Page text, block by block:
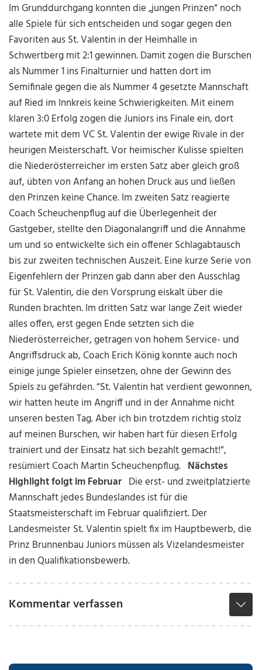
Im Grunddurchgang konnten die „jungen Prinzen“ noch
alle Spiele für sich entscheiden und sogar gegen den
Favoriten aus St. Valentin in der Heimhalle in
Schwertberg mit 2:1 gewinnen. Damit zogen die Burschen
als Nummer 1 ins Finalturnier und hatten dort im
Semifinale gegen die als Nummer 4 gesetzte Mannschaft
auf Ried im Innkreis keine Schwierigkeiten. Mit einem
klaren 3:0 Erfolg zogen die Juniors ins Finale ein, dort
wartete mit dem VC St. Valentin der ewige Rivale in der
heurigen Meisterschaft. Vor heimischer Kulisse spielten
die Niederösterreicher im ersten Satz aber gleich groß
auf, übten von Anfang an hohen Druck aus und ließen
den Prinzen keine Chance. Im zweiten Satz reagierte
Coach Scheuchenpflug auf die Überlegenheit der
Gastgeber, stellte den Diagonalangriff und die Annahme
um und so entwickelte sich ein offener Schlagabtausch
bis zur zweiten technischen Auszeit. Eine kurze Serie von
Eigenfehlern der Prinzen gab dann aber den Ausschlag
für St. Valentin, die den Vorsprung eiskalt über die
Runden brachten. Im dritten Satz war lange Zeit wieder
alles offen, erst gegen Ende setzten sich die
Niederösterreicher, getragen von hohem Service- und
Angriffsdruck ab, Coach Erich König konnte auch noch
einige junge Spieler einsetzen, ohne der Gewinn des
Spiels zu gefährden. “St. Valentin hat verdient gewonnen,
wir hatten heute im Angriff und in der Annahme nicht
unseren besten Tag. Aber ich bin trotzdem richtig stolz
auf meinen Burschen, wir haben hart für diesen Erfolg
trainiert und der Einsatz hat sich bezahlt gemacht!“,
resümiert Coach Martin Scheuchenpflug. Nächstes
Highlight folgt im Februar Die erst- und zweitplatzierte
Mannschaft jedes Bundeslandes ist für die
Staatsmeisterschaft im Februar qualifiziert. Der
Landesmeister St. Valentin spielt fix im Hauptbewerb, die
Prinz Brunnenbau Juniors müssen als Vizelandesmeister
in den Qualifikationsbewerb.
Kommentar verfassen